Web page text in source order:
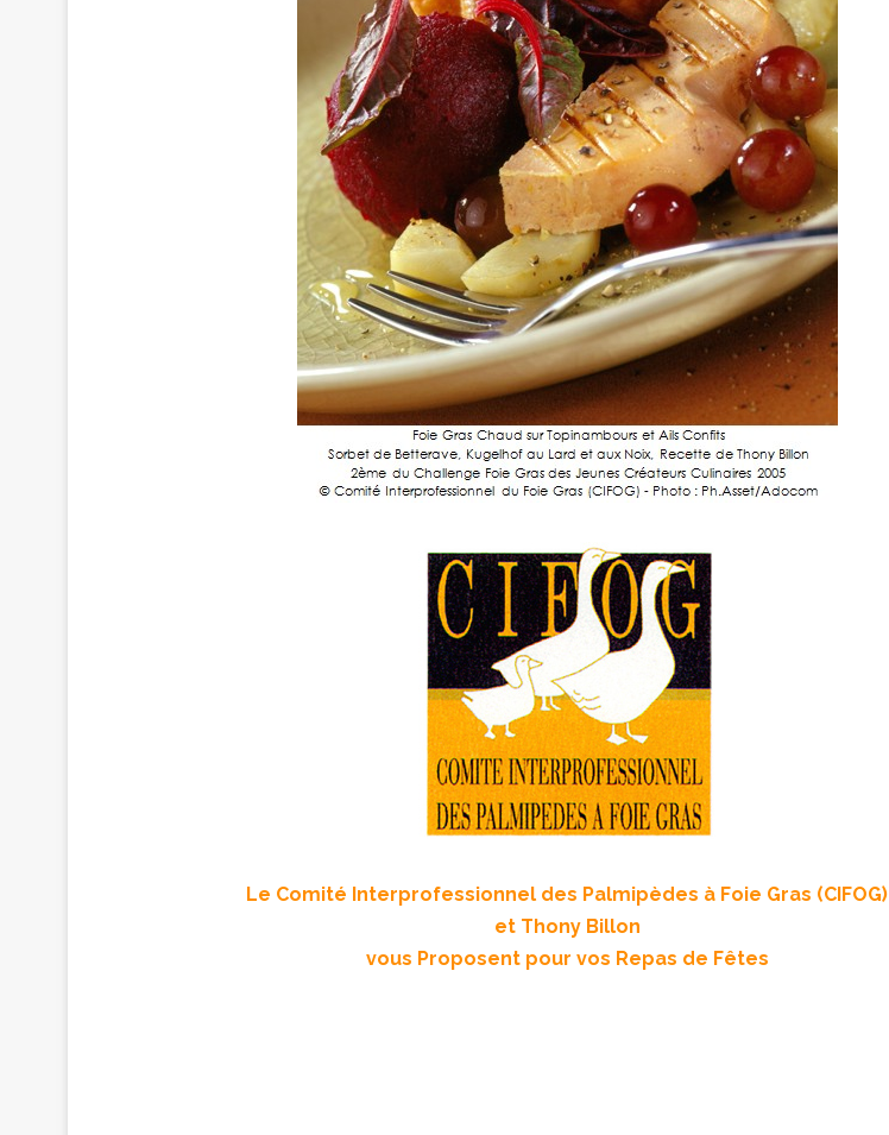
Le Comité Interprofessionnel des Palmipèdes à Foie Gras (CIFOG)
et Thony Billon
vous Proposent pour vos Repas de Fêtes